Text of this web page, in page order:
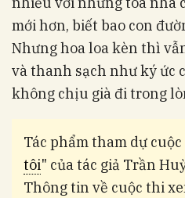
mới hơn, biết bao con
Nhưng hoa loa kèn thì
và thanh sạch như ký ức
không chịu già đi trong
Tác phẩm tham dự
tôi" của tác giả Trần
Thông tin về cuộc thi